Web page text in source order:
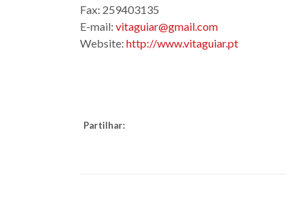
Fax: 259403135
E-mail: vitaguiar@gmail.com
Website: http://www.vitaguiar.pt
Partilhar: